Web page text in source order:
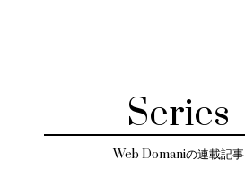
Series
Web Domaniの連載記事